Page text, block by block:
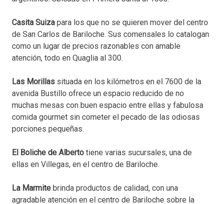
Casita Suiza para los que no se quieren mover del centro
de San Carlos de Bariloche. Sus comensales lo catalogan
como un lugar de precios razonables con amable
atención, todo en Quaglia al 300.
Las Morillas situada en los kilómetros en el 7600 de la
avenida Bustillo ofrece un espacio reducido de no
muchas mesas con buen espacio entre ellas y fabulosa
comida gourmet sin cometer el pecado de las odiosas
porciones pequeñas.
El Boliche de Alberto tiene varias sucursales, una de
ellas en Villegas, en el centro de Bariloche.
La Marmite brinda productos de calidad, con una
agradable atención en el centro de Bariloche sobre la